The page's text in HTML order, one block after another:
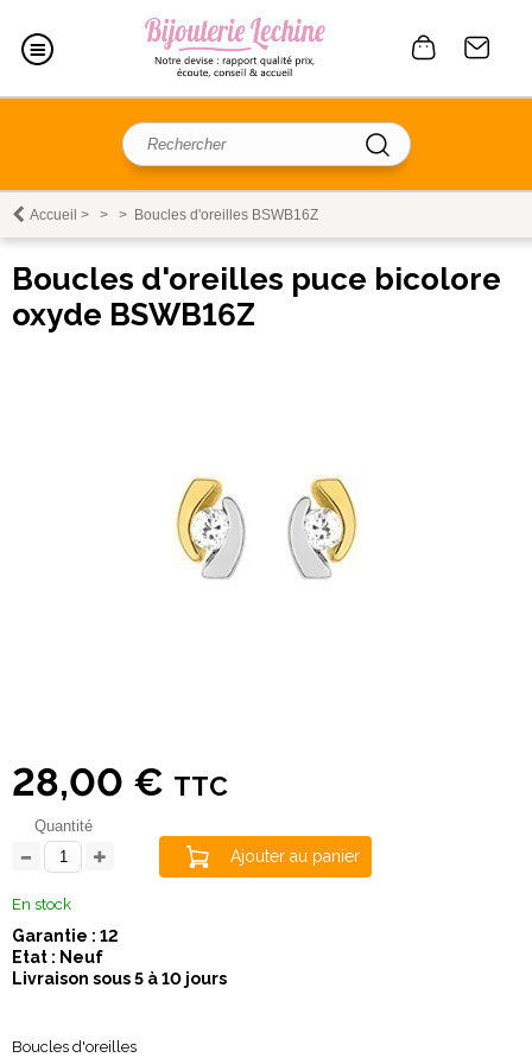
Accueil > > > Boucles d'oreilles BSWB16Z
Boucles d'oreilles puce bicolore
oxyde BSWB16Z
28,00 € TTC
Quantité
Ajouter au panier
En stock
Garantie : 12
Etat : Neuf
Livraison sous 5 à 10 jours
Boucles d'oreilles